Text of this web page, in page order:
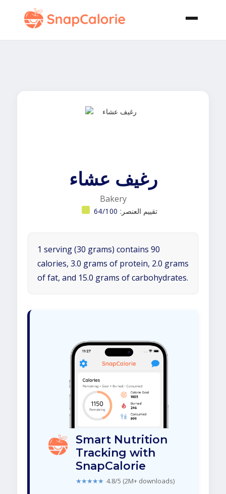
رغيف عشاء
Bakery
تقييم العنصر: 64/100
1 serving (30 grams) contains 90
calories, 3.0 grams of protein, 2.0 grams
of fat, and 15.0 grams of carbohydrates.
Smart Nutrition
Tracking with
SnapCalorie
★★★★★ 4.8/5 (2M+ downloads)